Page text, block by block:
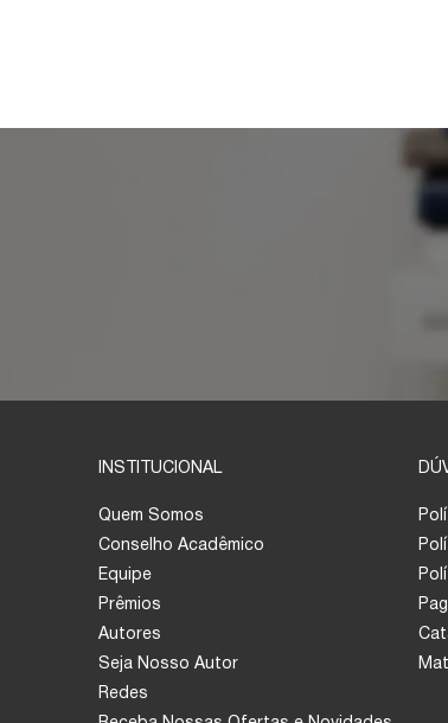
INSTITUCIONAL
Quem Somos
Conselho Acadêmico
Equipe
Prêmios
Autores
Seja Nosso Autor
Redes